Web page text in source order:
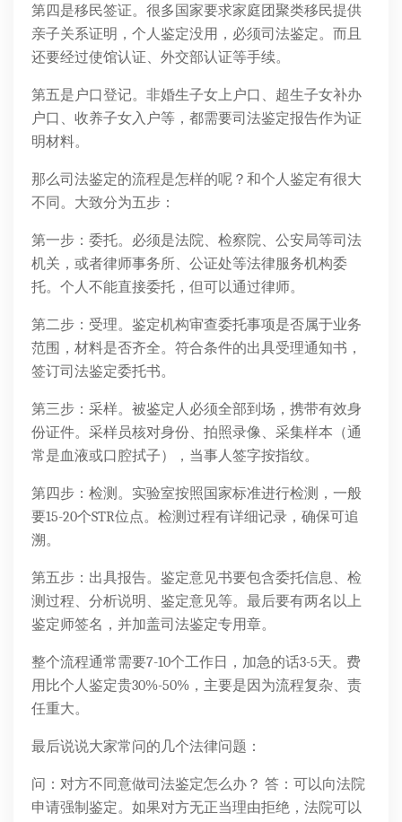
第四是移民签证。很多国家要求家庭团聚类移民提供
亲子关系证明，个人鉴定没用，必须司法鉴定。而且
还要经过使馆认证、外交部认证等手续。
第五是户口登记。非婚生子女上户口、超生子女补办
户口、收养子女入户等，都需要司法鉴定报告作为证
明材料。
那么司法鉴定的流程是怎样的呢？和个人鉴定有很大
不同。大致分为五步：
第一步：委托。必须是法院、检察院、公安局等司法
机关，或者律师事务所、公证处等法律服务机构委
托。个人不能直接委托，但可以通过律师。
第二步：受理。鉴定机构审查委托事项是否属于业务
范围，材料是否齐全。符合条件的出具受理通知书，
签订司法鉴定委托书。
第三步：采样。被鉴定人必须全部到场，携带有效身
份证件。采样员核对身份、拍照录像、采集样本（通
常是血液或口腔拭子），当事人签字按指纹。
第四步：检测。实验室按照国家标准进行检测，一般
要15-20个STR位点。检测过程有详细记录，确保可追
溯。
第五步：出具报告。鉴定意见书要包含委托信息、检
测过程、分析说明、鉴定意见等。最后要有两名以上
鉴定师签名，并加盖司法鉴定专用章。
整个流程通常需要7-10个工作日，加急的话3-5天。费
用比个人鉴定贵30%-50%，主要是因为流程复杂、责
任重大。
最后说说大家常问的几个法律问题：
问：对方不同意做司法鉴定怎么办？ 答：可以向法院
申请强制鉴定。如果对方无正当理由拒绝，法院可以